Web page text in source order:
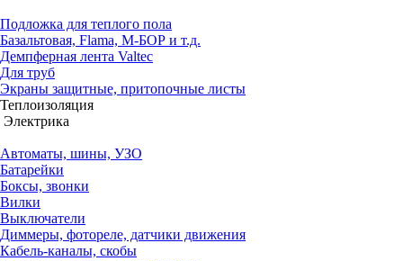
Подложка для теплого пола
Базальтовая, Flama, М-БОР и т.д.
Демпферная лента Valtec
Для труб
Экраны защитные, притопочные листы
Теплоизоляция
Электрика
Автоматы, шины, УЗО
Батарейки
Боксы, звонки
Вилки
Выключатели
Диммеры, фотореле, датчики движения
Кабель-каналы, скобы